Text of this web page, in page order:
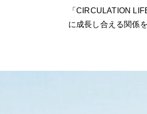
「CIRCULATION
に成長し合える関係